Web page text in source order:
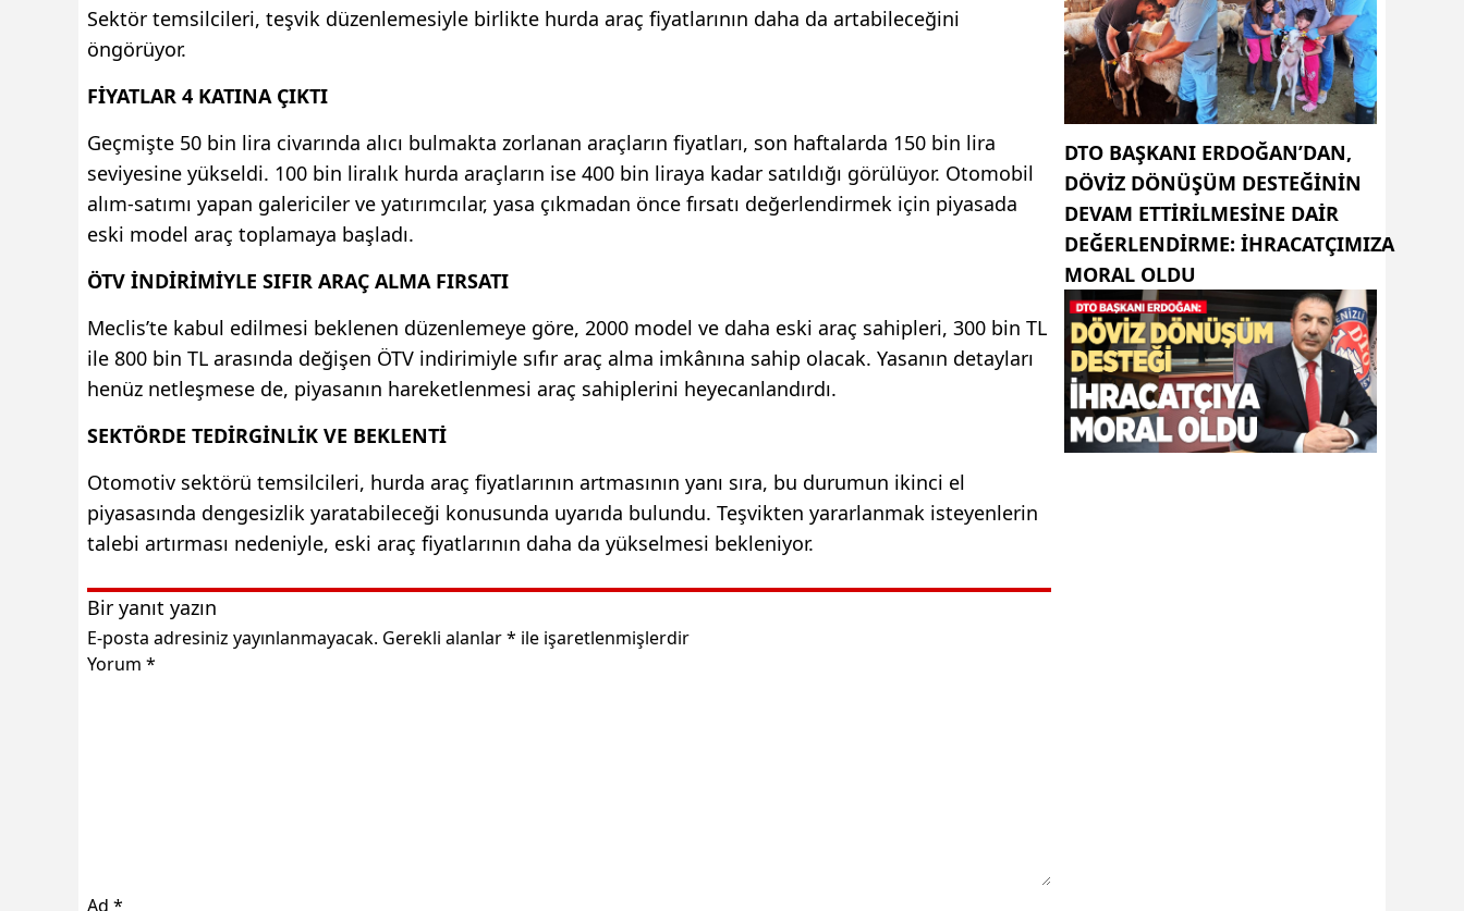
Sektör temsilcileri, teşvik düzenlemesiyle birlikte hurda araç fiyatlarının daha da artabileceğini
öngörüyor.
FİYATLAR 4 KATINA ÇIKTI
Geçmişte 50 bin lira civarında alıcı bulmakta zorlanan araçların fiyatları, son haftalarda 150 bin lira
seviyesine yükseldi. 100 bin liralık hurda araçların ise 400 bin liraya kadar satıldığı görülüyor. Otomobil
alım-satımı yapan galericiler ve yatırımcılar, yasa çıkmadan önce fırsatı değerlendirmek için piyasada
eski model araç toplamaya başladı.
ÖTV İNDİRİMİYLE SIFIR ARAÇ ALMA FIRSATI
Meclis’te kabul edilmesi beklenen düzenlemeye göre, 2000 model ve daha eski araç sahipleri, 300 bin TL
ile 800 bin TL arasında değişen ÖTV indirimiyle sıfır araç alma imkânına sahip olacak. Yasanın detayları
henüz netleşmese de, piyasanın hareketlenmesi araç sahiplerini heyecanlandırdı.
SEKTÖRDE TEDİRGİNLİK VE BEKLENTİ
Otomotiv sektörü temsilcileri, hurda araç fiyatlarının artmasının yanı sıra, bu durumun ikinci el
piyasasında dengesizlik yaratabileceği konusunda uyarıda bulundu. Teşvikten yararlanmak isteyenlerin
talebi artırması nedeniyle, eski araç fiyatlarının daha da yükselmesi bekleniyor.
Bir yanıt yazın
E-posta adresiniz yayınlanmayacak. Gerekli alanlar* ile işaretlenmişlerdir
Yorum *
Ad *
DTO BAŞKANI ERDOĞAN’DAN,
DÖVIZ DÖNÜŞÜM DESTEĞININ
DEVAM ETTIRILMESINE DAIR
DEĞERLENDIRME: İHRACATÇIMIZA
MORAL OLDU